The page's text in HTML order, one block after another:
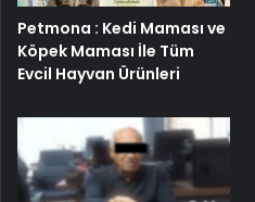
Petmona : Kedi Maması ve
Köpek Maması İle Tüm
Evcil Hayvan Ürünleri